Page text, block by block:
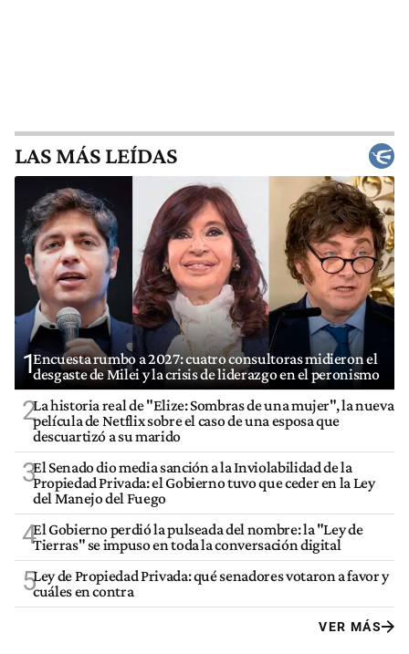
LAS MÁS LEÍDAS
1Encuesta rumbo a 2027: cuatro consultoras midieron el
desgaste de Milei y la crisis de liderazgo en el peronismo
2La historia real de "Elize: Sombras de una mujer", la nueva
película de Netflix sobre el caso de una esposa que
descuartizó a su marido
3El Senado dio media sanción a la Inviolabilidad de la
Propiedad Privada: el Gobierno tuvo que ceder en la Ley
del Manejo del Fuego
4El Gobierno perdió la pulseada del nombre: la "Ley de
Tierras" se impuso en toda la conversación digital
5Ley de Propiedad Privada: qué senadores votaron a favor y
cuáles en contra
VER MÁS